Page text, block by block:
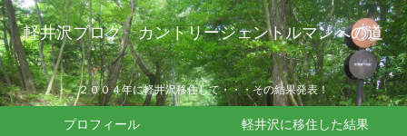
軽井沢ブログ カントリージェントルマンへの道
２００４年に軽井沢移住して・・・その結果発表！
プロフィール 軽井沢に移住した結果